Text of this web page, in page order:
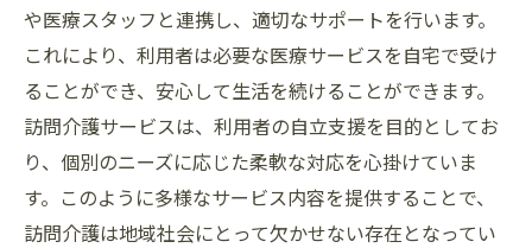
心のケアを重視した訪問介護のアプローチ
心の健康を支える訪問介護の取り組み
訪問介護スタッフの心のケアスキル
利用者との心のつながりを築く方法
心のケアを通じた生活の質向上
訪問介護で実現する心の安らぎと安心感
や医療スタッフと連携し、適切なサポートを行います。
これにより、利用者は必要な医療サービスを自宅で受け
ることができ、安心して生活を続けることができます。
訪問介護サービスは、利用者の自立支援を目的としてお
り、個別のニーズに応じた柔軟な対応を心掛けていま
す。このように多様なサービス内容を提供することで、
訪問介護は地域社会にとって欠かせない存在となってい